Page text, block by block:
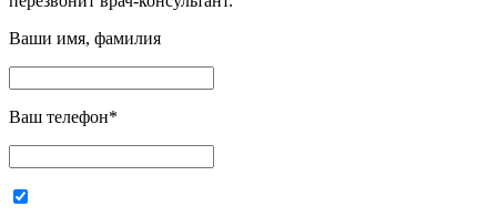
Ваши имя, фамилия
Ваш телефон*